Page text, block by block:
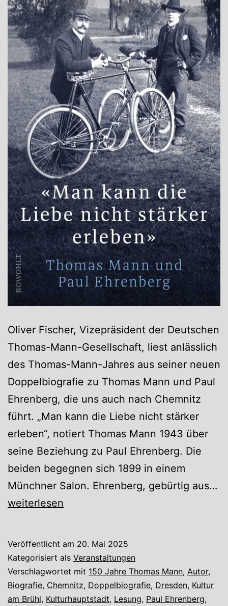
Oliver Fischer, Vizepräsident der Deutschen
Thomas-Mann-Gesellschaft, liest anlässlich
des Thomas-Mann-Jahres aus seiner neuen
Doppelbiografie zu Thomas Mann und Paul
Ehrenberg, die uns auch nach Chemnitz
führt. „Man kann die Liebe nicht stärker
erleben“, notiert Thomas Mann 1943 über
seine Beziehung zu Paul Ehrenberg. Die
beiden begegnen sich 1899 in einem
Münchner Salon. Ehrenberg, gebürtig aus…
weiterlesen
Veröffentlicht am 20. Mai 2025
Kategorisiert als Veranstaltungen
Verschlagwortet mit 150 Jahre Thomas Mann, Autor,
Biografie, Chemnitz, Doppelbiografie, Dresden, Kultur
am Brühl, Kulturhauptstadt, Lesung, Paul Ehrenberg,